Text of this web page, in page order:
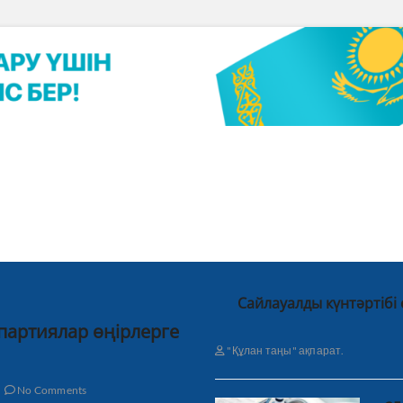
өңірлерге
No Comments
Сайлауалды
"Құлан таңы" ақпарат.